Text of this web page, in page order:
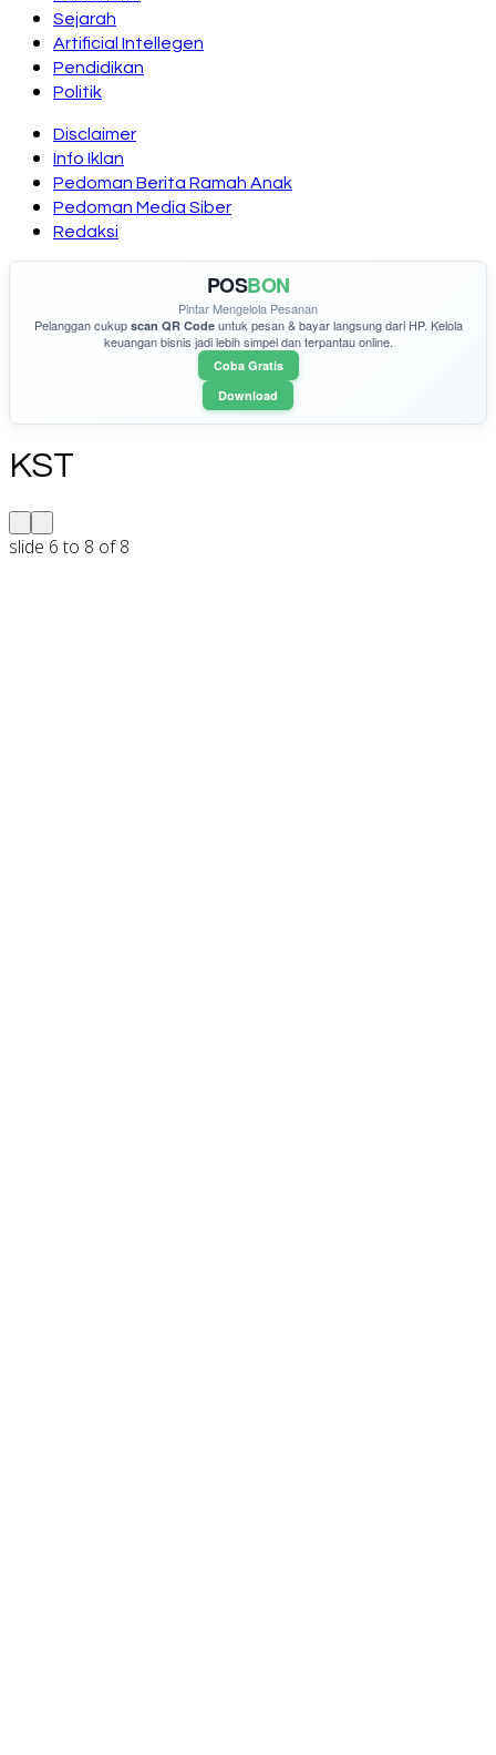
Sejarah
Artificial Intellegen
Pendidikan
Politik
Disclaimer
Info Iklan
Pedoman Berita Ramah Anak
Pedoman Media Siber
Redaksi
POSBON
Pintar Mengelola Pesanan
Pelanggan cukup scan QR Codeuntuk pesan & bayar langsung dari HP. Kelola
keuangan bisnis jadi lebih simpel dan terpantau online.
Coba Gratis
Download
KST
slide 6 to 8 of 8